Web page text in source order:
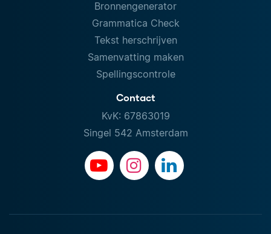
Bronnengenerator
Grammatica Check
Tekst herschrijven
Samenvatting maken
Spellingscontrole
Contact
KvK: 67863019
Singel 542 Amsterdam